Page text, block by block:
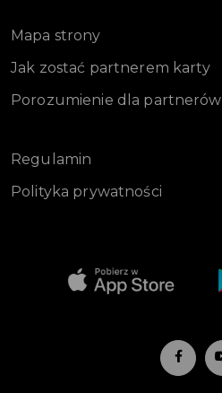
Mapa strony
Jak zostać partnerem karty
Porozumienie dla partnerów
Regulamin
Polityka prywatności